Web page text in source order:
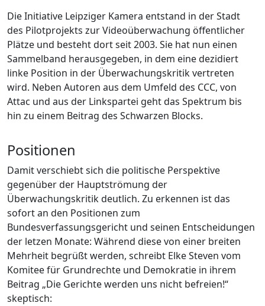
Die Initiative Leipziger Kamera entstand in der Stadt
des Pilotprojekts zur Videoüberwachung öffentlicher
Plätze und besteht dort seit 2003. Sie hat nun einen
Sammelband herausgegeben, in dem eine dezidiert
linke Position in der Überwachungskritik vertreten
wird. Neben Autoren aus dem Umfeld des CCC, von
Attac und aus der Linkspartei geht das Spektrum bis
hin zu einem Beitrag des Schwarzen Blocks.
Positionen
Damit verschiebt sich die politische Perspektive
gegenüber der Hauptströmung der
Überwachungskritik deutlich. Zu erkennen ist das
sofort an den Positionen zum
Bundesverfassungsgericht und seinen Entscheidungen
der letzen Monate: Während diese von einer breiten
Mehrheit begrüßt werden, schreibt Elke Steven vom
Komitee für Grundrechte und Demokratie in ihrem
Beitrag „Die Gerichte werden uns nicht befreien!“
skeptisch: